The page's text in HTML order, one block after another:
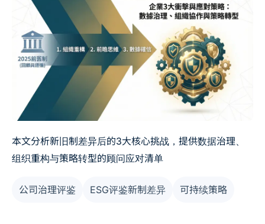
本文分析新旧制差异后的3大核心挑战，提供数据治理、
组织重构与策略转型的顾问应对清单
公司治理评鉴 ESG评鉴新制差异 可持续策略